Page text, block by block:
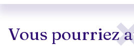
Vous pourriez